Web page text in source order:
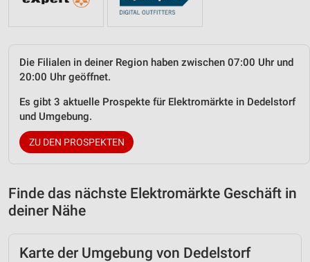
Die Filialen in deiner Region haben zwischen 07:00 Uhr und
20:00 Uhr geöffnet.
Es gibt 3 aktuelle Prospekte für Elektromärkte in Dedelstorf
und Umgebung.
ZU DEN PROSPEKTEN
Finde das nächste Elektromärkte Geschäft in
deiner Nähe
Karte der Umgebung von Dedelstorf